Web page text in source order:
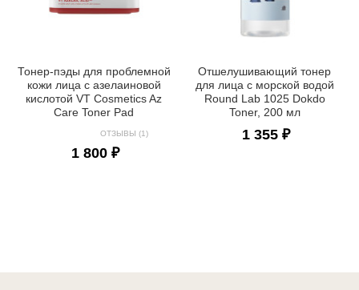
Тонер-пэды для проблемной
кожи лица с азелаиновой
кислотой VT Cosmetics Az
Care Toner Pad
ОТЗЫВЫ (1)
1 800 ₽
Отшелушивающий тонер
для лица с морской водой
Round Lab 1025 Dokdo
Toner, 200 мл
1 355 ₽